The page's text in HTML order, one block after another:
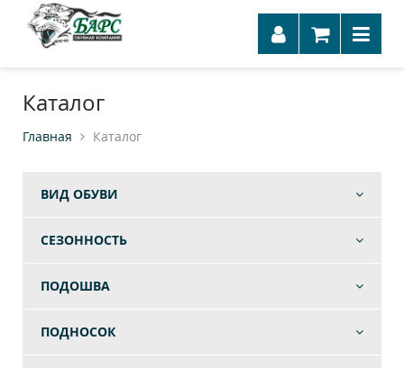
Каталог
Главная Каталог
ВИД ОБУВИ
СЕЗОННОСТЬ
ПОДОШВА
ПОДНОСОК